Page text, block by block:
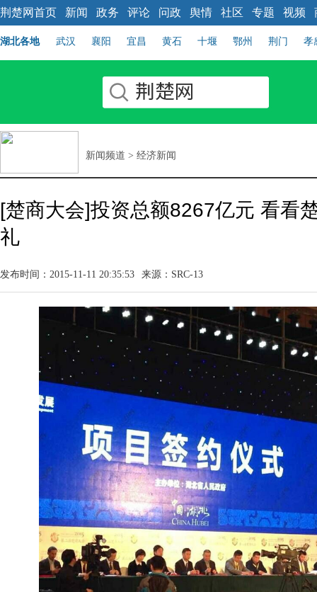
荆楚网首页 新闻 政务 评论 问政 舆情 社区 专题 视频
湖北各地 武汉 襄阳 宜昌 黄石 十堰 鄂州 荆门 孝
新闻频道 > 经济新闻
[楚商大会]投资总额8267亿元 看看
礼
发布时间：2015-11-11 20:35:53 来源：SRC-13